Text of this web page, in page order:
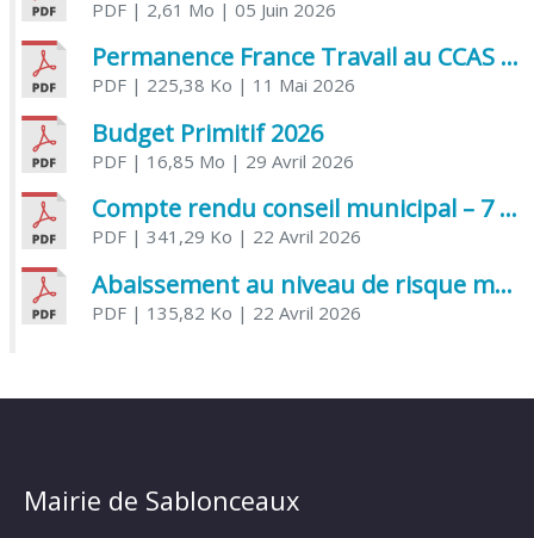
PDF| 2,61 Mo | 05 Juin 2026
Permanence France Travail au CCAS de Saujon Juin 2026
PDF| 225,38 Ko | 11 Mai 2026
Budget Primitif 2026
PDF| 16,85 Mo | 29 Avril 2026
Compte rendu conseil municipal – 7 avril 2026
PDF| 341,29 Ko | 22 Avril 2026
Abaissement au niveau de risque modéré de l’Influenza aviaire
PDF| 135,82 Ko | 22 Avril 2026
Mairie de Sablonceaux